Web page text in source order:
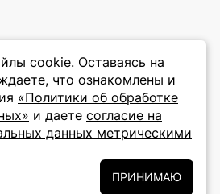
cookie. Оставаясь на
что ознакомлены и
«Политики об обработке
и даете согласие на
данных метрическими
ПРИНИМАЮ
Подписаться на новости
вы соглашаетесь с условиями